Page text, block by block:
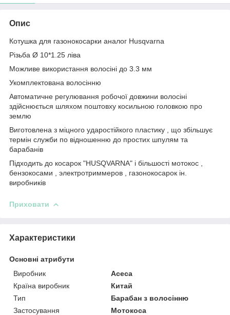
Опис
Котушка для газонокосарки аналог Husqvarna
Різьба Ø 10*1.25 ліва
Можливе використання волосіні до 3.3 мм
Укомплектована волосінню
Автоматичне регулювання робочої довжини волосіні
здійснюється шляхом поштовху косильною головкою про
землю
Виготовлена з міцного ударостійкого пластику , що збільшує
термін служби по відношенню до простих шпулям та
барабанів
Підходить до косарок "HUSQVARNA" і більшості мотокос ,
бензокосами , электротриммеров , газонокосарок ін.
виробників
Приховати
Характеристики
Основні атрибути
Виробник
Асеса
Країна виробник
Китай
Тип
Барабан з волосінню
Застосування
Мотокоса